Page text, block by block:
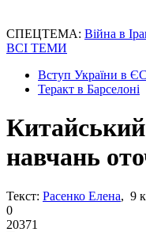
СПЕЦТЕМА: Війна в
ВСІ ТЕМИ
Вступ України в ЄС
Теракт в Барселоні
навчань
Текст: Расенко Елена, 9
0
20371